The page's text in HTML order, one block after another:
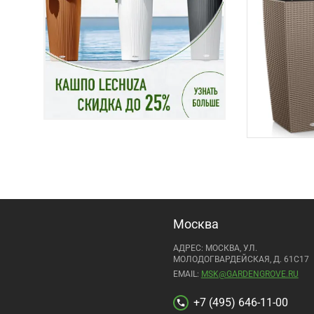
Москва
АДРЕС: МОСКВА, УЛ.
МОЛОДОГВАРДЕЙСКАЯ, Д. 61С17
EMAIL: MSK@GARDENGROVE.RU
call +7 (495) 646-11-00